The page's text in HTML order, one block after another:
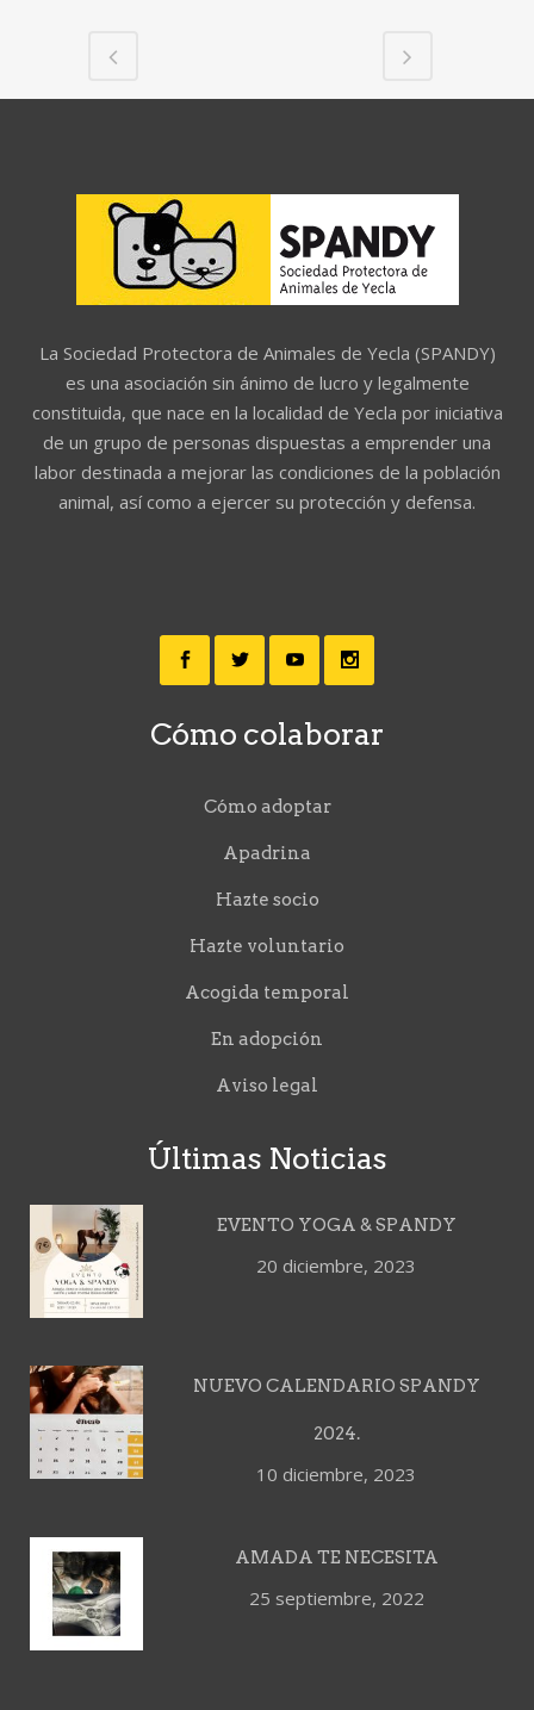
La Sociedad Protectora de Animales de Yecla (SPANDY)
es una asociación sin ánimo de lucro y legalmente
constituida, que nace en la localidad de Yecla por iniciativa
de un grupo de personas dispuestas a emprender una
labor destinada a mejorar las condiciones de la población
animal, así como a ejercer su protección y defensa.
Cómo colaborar
Cómo adoptar
Apadrina
Hazte socio
Hazte voluntario
Acogida temporal
En adopción
Aviso legal
Últimas Noticias
EVENTO YOGA & SPANDY
20 diciembre, 2023
NUEVO CALENDARIO SPANDY
2024.
10 diciembre, 2023
AMADA TE NECESITA
25 septiembre, 2022